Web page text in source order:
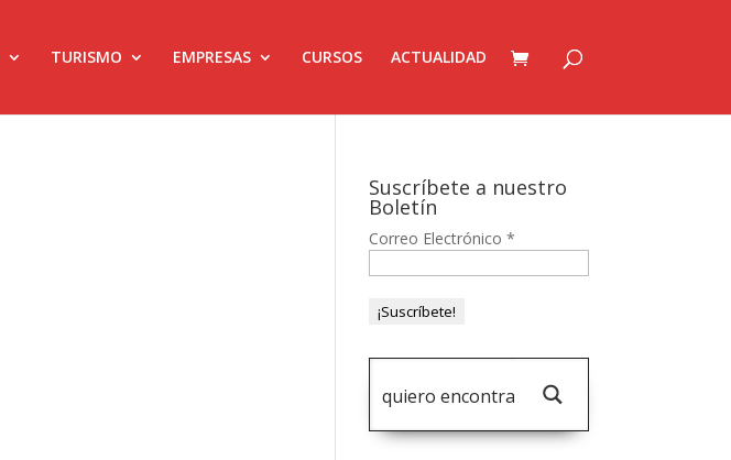
TURISMO EMPRESAS CURSOS ACTUALIDAD
Suscríbete a nuestro
Boletín
Correo Electrónico*